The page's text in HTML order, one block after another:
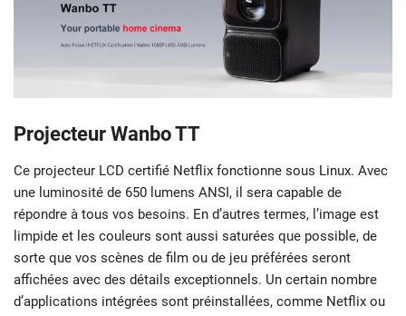
Projecteur WanboTT
Ce projecteur LCD certifié Netflix fonctionne sous Linux. Avec
une luminosité de 650 lumens ANSI, il sera capable de
répondre à tous vos besoins. En d’autres termes, l’image est
limpide et les couleurs sont aussi saturées que possible, de
sorte que vos scènes de film ou de jeu préférées seront
affichées avec des détails exceptionnels. Un certain nombre
d’applications intégrées sont préinstallées, comme Netflix ou